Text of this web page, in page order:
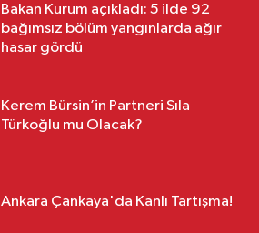
Bakan Kurum açıkladı: 5 ilde 92
bağımsız bölüm yangınlarda ağır
hasar gördü
Kerem Bürsin’in Partneri Sıla
Türkoğlu mu Olacak?
Ankara Çankaya'da Kanlı Tartışma!